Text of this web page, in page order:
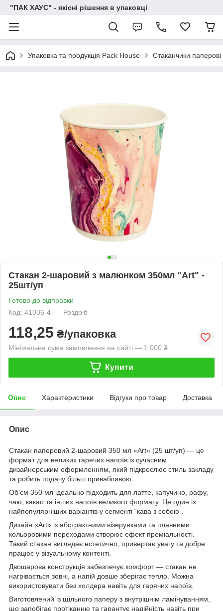
"ПАК ХАУС" - якісні рішення в упаковці
Упаковка та продукція Pack House Стаканчики
Стакан 2-шаровий з малюнком 350мл "Art" -
25шт/уп
Готово до відправки
Код: 41036-4
Роздріб
118,25 ₴/упаковка
Мінімальна сума замовлення на сайті — 1 000 ₴
Купити
Опис Характеристики Відгуки про товар Доставка
Опис
Стакан паперовий 2-шаровий 350 мл «Art» (25 шт/уп) — це
формат для великих гарячих напоїв із сучасним
дизайнерським оформленням, який підкреслює стиль закладу
та робить подачу більш привабливою.
Об’єм 350 мл ідеально підходить для латте, капучино, рафу,
чаю, какао та інших напоїв великого формату. Це один із
найпопулярніших варіантів у сегменті “кава з собою”.
Дизайн «Art» із абстрактними візерунками та плавними
кольоровими переходами створює ефект преміальності.
Такий стакан виглядає естетично, привертає увагу та добре
працює у візуальному контенті.
Двошарова конструкція забезпечує комфорт — стакан не
нагрівається зовні, а напій довше зберігає тепло. Можна
використовувати без холдера навіть для гарячих напоїв.
Виготовлений із щільного паперу з внутрішнім ламінуванням,
що запобігає протіканню та гарантує надійність навіть при